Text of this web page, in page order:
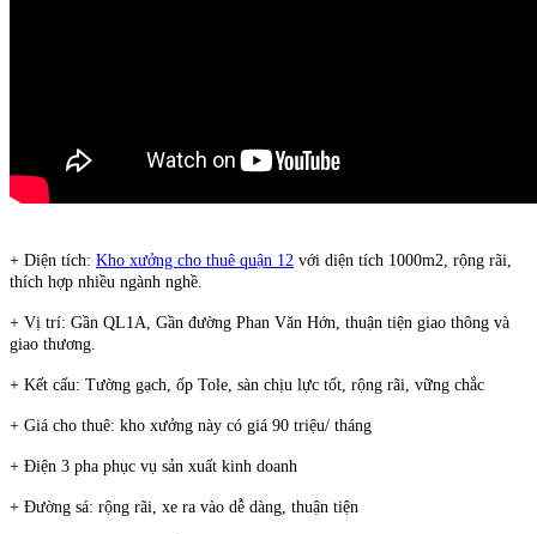
+ Diện tích: Kho xưởng cho thuê quận 12 với diện tích 1000m2, rộng rãi,
thích hợp nhiều ngành nghề.
+ Vị trí: Gần QL1A, Gần đường Phan Văn Hớn, thuận tiện giao thông và
giao thương.
+ Kết cấu: Tường gạch, ốp Tole, sàn chịu lực tốt, rộng rãi, vững chắc
+ Giá cho thuê: kho xưởng này có giá 90 triệu/ tháng
+ Điện 3 pha phục vụ sản xuất kinh doanh
+ Đường sá: rộng rãi, xe ra vào dễ dàng, thuận tiện